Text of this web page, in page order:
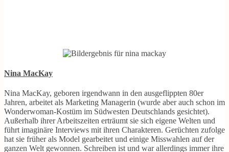
Nina MacKay
Nina MacKay, geboren irgendwann in den ausgeflippten 80er
Jahren, arbeitet als Marketing Managerin (wurde aber auch schon im
Wonderwoman-Kostüm im Südwesten Deutschlands gesichtet).
Außerhalb ihrer Arbeitszeiten erträumt sie sich eigene Welten und
führt imaginäre Interviews mit ihren Charakteren. Gerüchten zufolge
hat sie früher als Model gearbeitet und einige Misswahlen auf der
ganzen Welt gewonnen. Schreiben ist und war allerdings immer ihre